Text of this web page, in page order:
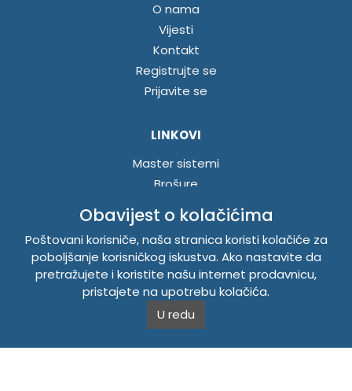
O nama
Vijesti
Kontakt
Registrujte se
Prijavite se
LINKOVI
Master sistemi
Brošure
INFORMACIJE
Politika o kolačićima
Uslovi korištenja
Politika privatnosti
Obavijest o kolačićima
Poštovani korisniče, naša stranica koristi kolačiće za
poboljšanje korisničkog iskustva. Ako nastavite da
pretražujete i koristite našu internet prodavnicu,
pristajete na upotrebu kolačića.
U redu